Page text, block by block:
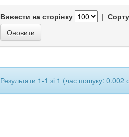
Вивести на сторінку |
Результати 1-1 зі 1 (час пошуку: 0.002